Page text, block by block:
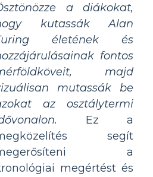
a diákokat,
kutassák Alan
életének és
fontos
majd
mutassák be
az osztálytermi
Ez a
segít
a
megértést és